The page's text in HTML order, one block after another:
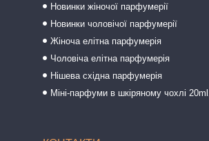
Новинки жіночої парфумерії
Новинки чоловічої парфумерії
Жіноча елітна парфумерія
Чоловіча елітна парфумерія
Нішева східна парфумерія
Міні-парфуми в шкіряному чохлі 20ml.